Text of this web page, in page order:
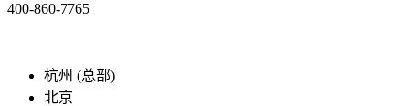
400-860-7765
杭州 (总部)
北京